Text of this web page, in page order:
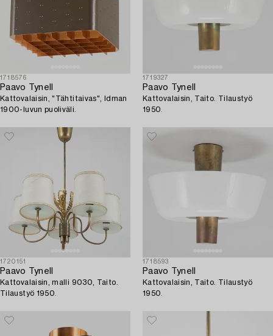
1718576
Paavo Tynell
Kattovalaisin, "Tähtitaivas", Idman
1900-luvun puoliväli.
1719327
Paavo Tynell
Kattovalaisin, Taito. Tilaustyö
1950.
1720151
Paavo Tynell
Kattovalaisin, malli 9030, Taito.
Tilaustyö 1950.
1718593
Paavo Tynell
Kattovalaisin, Taito. Tilaustyö
1950.